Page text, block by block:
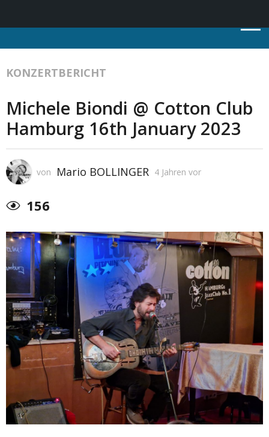
KONZERTBERICHT
Michele Biondi @ Cotton Club
Hamburg 16th January 2023
von Mario BOLLINGER 4 Jahren vor
156